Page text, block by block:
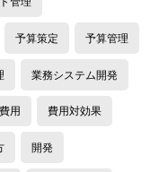
予算策定 予算管理
業務システム開発
費用 費用対効果
開発